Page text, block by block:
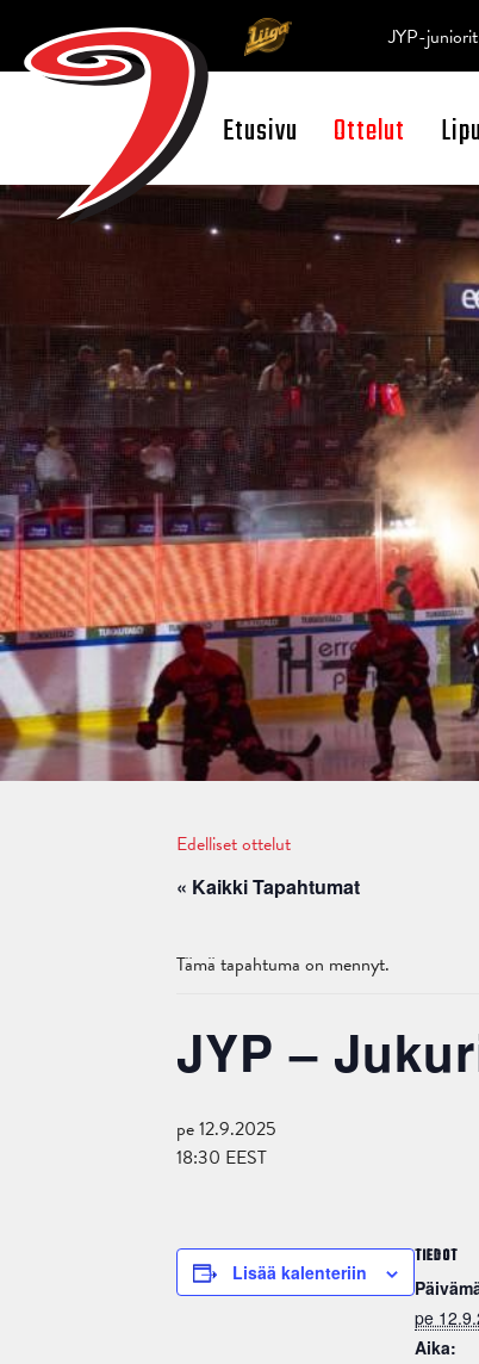
Open Search
Etusivu Ottelut
JYP-juniorit
Edelliset ottelut
« Kaikki Tapahtumat
Tämä tapahtuma on mennyt.
JYP –
pe 12.9.2025
18:30 EEST
Lisää kalenteriin
TIEDOT
pe
Aika: